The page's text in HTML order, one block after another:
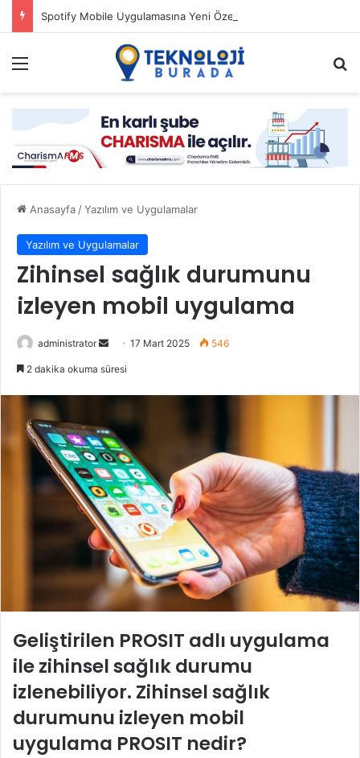
Spotify Mobile Uygulamasına Yeni Özellikler Ekliyor
Menü
Anasayfa/Yazılım ve Uygulamalar
Yazılım ve Uygulamalar
Zihinsel sağlık durumunu
izleyen mobil uygulama
administrator
Bir
göndermek
17 Mart 2025 546
2 dakika okuma süresi
Geliştirilen PROSIT adlı uygulama
ile zihinsel sağlık durumu
izlenebiliyor. Zihinsel sağlık
durumunu izleyen mobil
uygulama PROSIT nedir?